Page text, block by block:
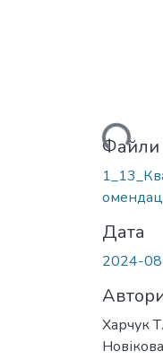
Вантажиться...
Файли
Дата
2024-
Харчук